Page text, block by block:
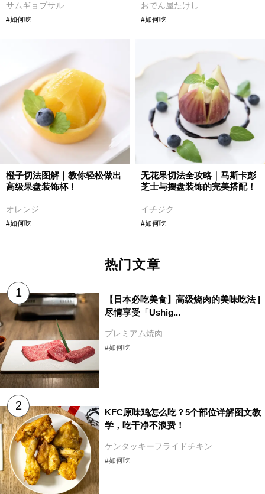
サムギョプサル
#如何吃
おでん屋たけし
#如何吃
橙子切法图解｜教你轻松做出
高级果盘装饰杯！
オレンジ
#如何吃
无花果切法全攻略｜马斯卡彭
芝士与摆盘装饰的完美搭配！
イチジク
#如何吃
热门文章
【日本必吃美食】高级烧肉的美味吃法 |
尽情享受「Ushig...
プレミアム焼肉
#如何吃
KFC原味鸡怎么吃？5个部位详解图文教
学，吃干净不浪费！
ケンタッキーフライドチキン
#如何吃